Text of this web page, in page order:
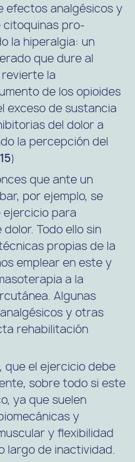
efectos analgésicos y
citoquinas pro-
la hiperalgia: un
que dure al
la
de los opioides
exceso de sustancia
del dolor a
la percepción del
)
que ante un
por ejemplo, se
para
Todo ello sin
propias de la
emplear en este y
a la
Algunas
y otras
rehabilitación
que el ejercicio debe
sobre todo si este
ya que suelen
y
y flexibilidad
largo de inactividad.